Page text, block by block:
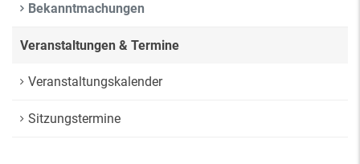
Bekanntmachungen
Veranstaltungen & Termine
Veranstaltungskalender
Sitzungstermine